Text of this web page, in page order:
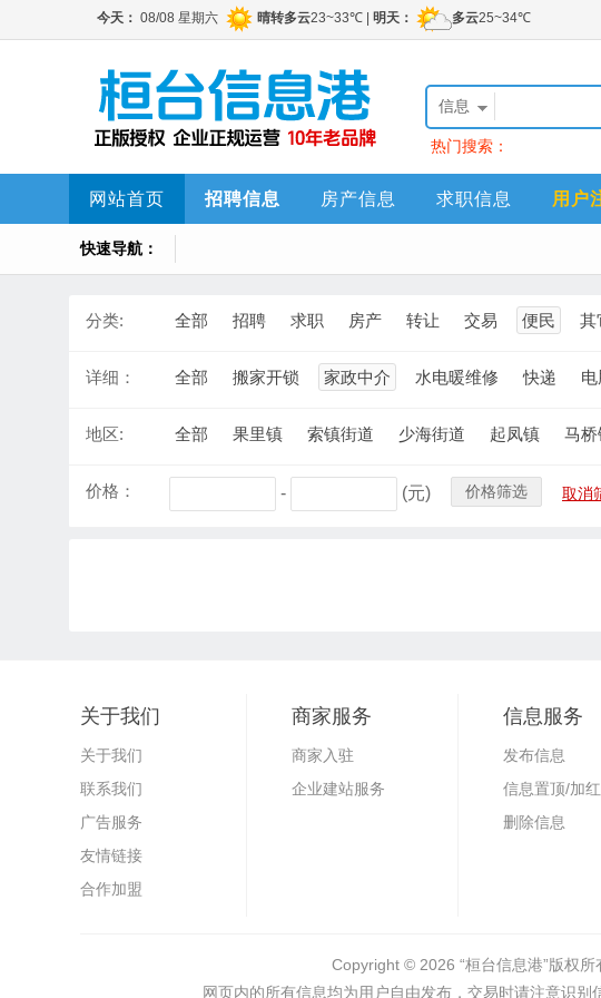
信息
热门搜索：
网站首页 招聘信息 房产信息 求职信息 用户
快速导航：
分类: 全部 招聘 求职 房产 转让 交易 便民 其
详细： 全部 搬家开锁 家政中介 水电暖维修 快递
地区: 全部 果里镇 索镇街道 少海街道 起凤镇 马桥
价格： - (元) 价格筛选 取消
关于我们
关于我们
联系我们
广告服务
友情链接
合作加盟
商家服务
商家入驻
企业建站服务
信息服务
发布信息
信息置顶/加红
删除信息
Copyright © 2026 “桓台信息港”版权
网页内的所有信息均为用户自由发布，交易时请注意识